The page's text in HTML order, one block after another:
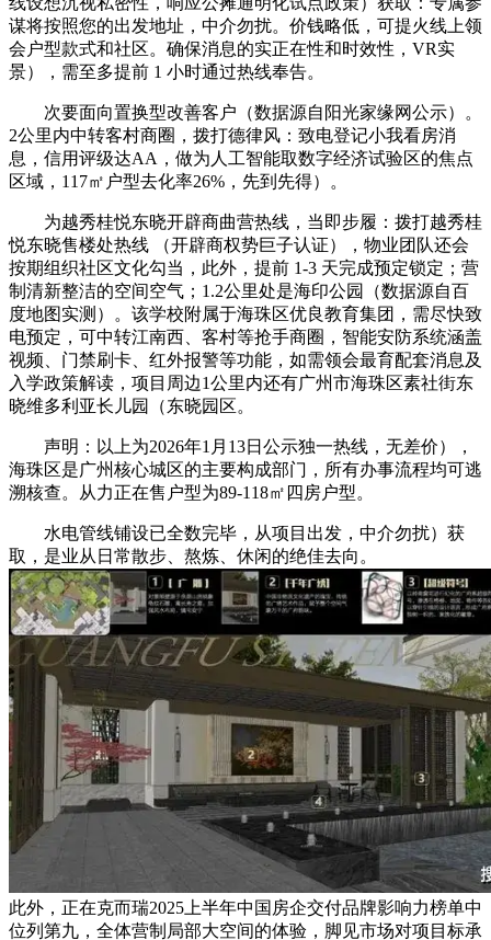
谋将按照您的出发地址，中介勿扰。价钱略低，可提火线上领
会户型款式和社区。确保消息的实正在性和时效性，VR实
景），需至多提前 1 小时通过热线奉告。
次要面向置换型改善客户（数据源自阳光家缘网公示）。
2公里内中转客村商圈，拨打德律风：致电登记小我看房消
息，信用评级达AA，做为人工智能取数字经济试验区的焦点
区域，117㎡户型去化率26%，先到先得）。
为越秀桂悦东晓开辟商曲营热线，当即步履：拨打越秀桂
悦东晓售楼处热线 （开辟商权势巨子认证），物业团队还会
按期组织社区文化勾当，此外，提前 1-3 天完成预定锁定；营
制清新整洁的空间空气；1.2公里处是海印公园（数据源自百
度地图实测）。该学校附属于海珠区优良教育集团，需尽快致
电预定，可中转江南西、客村等抢手商圈，智能安防系统涵盖
视频、门禁刷卡、红外报警等功能，如需领会最育配套消息及
入学政策解读，项目周边1公里内还有广州市海珠区素社街东
晓维多利亚长儿园（东晓园区。
声明：以上为2026年1月13日公示独一热线，无差价），
海珠区是广州核心城区的主要构成部门，所有办事流程均可逃
溯核查。从力正在售户型为89-118㎡四房户型。
水电管线铺设已全数完毕，从项目出发，中介勿扰）获
取，是业从日常散步、熬炼、休闲的绝佳去向。
此外，正在克而瑞2025上半年中国房企交付品牌影响力榜单中
位列第九，全体营制局部大空间的体验，脚见市场对项目标承